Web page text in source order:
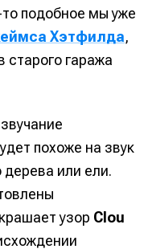
подобное мы уже
Хэтфилда,
старого гаража
похоже на звук
дерева или ели.
узор Clou